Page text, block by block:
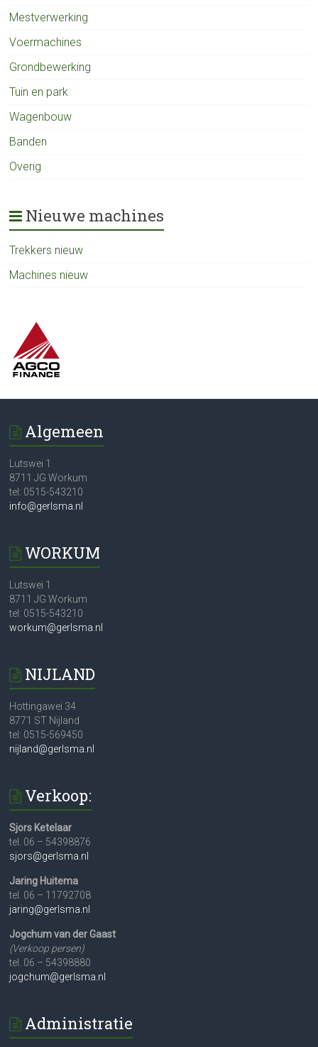
Mestverwerking
Voermachines
Grondbewerking
Tuin en park
Wagenbouw
Banden
Overig
Nieuwe machines
Trekkers nieuw
Machines nieuw
Algemeen
Lutswei 1
8711 JG Workum
tel: 0515-543210
info@gerlsma.nl
WORKUM
Lutswei 1
8711 JG Workum
tel: 0515-543210
workum@gerlsma.nl
NIJLAND
Hottingawei 34
8771 ST Nijland
tel: 0515-569450
nijland@gerlsma.nl
Verkoop:
Sjors Ketelaar
tel. 06 – 54398876
sjors@gerlsma.nl
Jaring Huitema
tel. 06 – 11792708
jaring@gerlsma.nl
Jogchum van der Gaast
(Verkoop persen)
tel. 06 – 54398880
jogchum@gerlsma.nl
Administratie